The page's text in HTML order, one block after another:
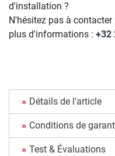
d'installation ?
N'hésitez pas à
plus d'informations : +32
Détails de l'article
Conditions de
Test & Évaluations